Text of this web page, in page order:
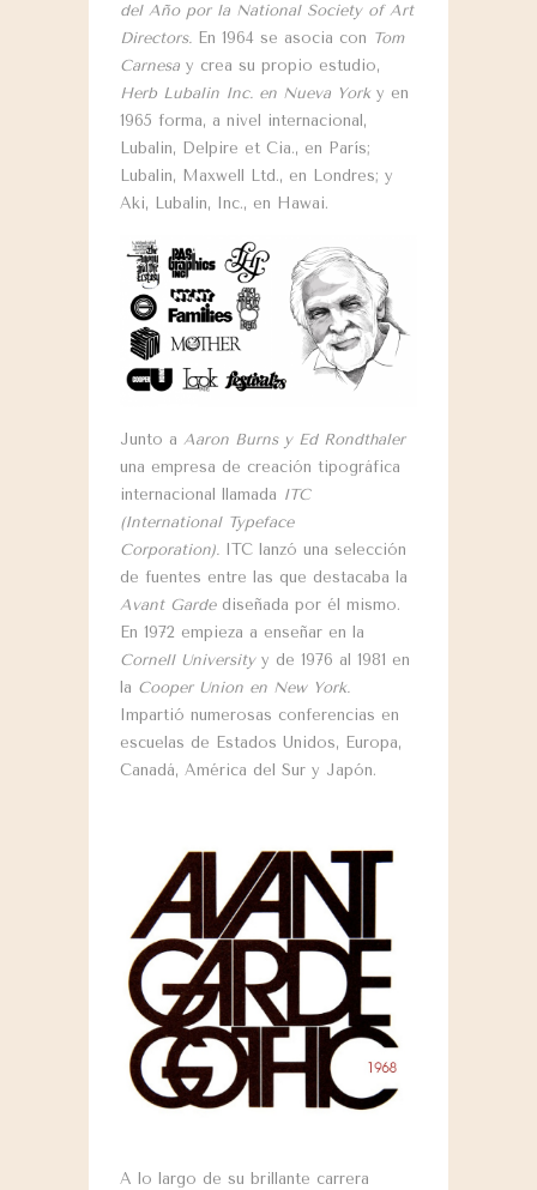
del Año por la National Society of Art
Directors. En 1964 se asocia con Tom
Carnesa y crea su propio estudio,
Herb Lubalin Inc. en Nueva York y en
1965 forma, a nivel internacional,
Lubalin, Delpire et Cia., en París;
Lubalin, Maxwell Ltd., en Londres; y
Aki, Lubalin, Inc., en Hawai.
Junto a Aaron Burns y Ed Rondthaler
una empresa de creación tipográfica
internacional llamada ITC
(International Typeface
Corporation). ITC lanzó una selección
de fuentes entre las que destacaba la
Avant Gardediseñada por él mismo.
En 1972 empieza a enseñar en la
Cornell Universityy de 1976 al 1981 en
la Cooper Union en New York.
Impartió numerosas conferencias en
escuelas de Estados Unidos, Europa,
Canadá, América del Sur y Japón.
A lo largo de su brillante carrera